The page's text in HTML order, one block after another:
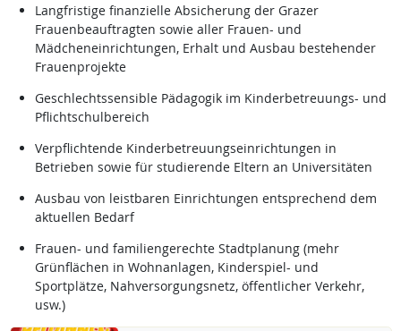
Langfristige finanzielle Absicherung der Grazer
Frauenbeauftragten sowie aller Frauen- und
Mädcheneinrichtungen, Erhalt und Ausbau bestehender
Frauenprojekte
Geschlechtssensible Pädagogik im Kinderbetreuungs- und
Pflichtschulbereich
Verpflichtende Kinderbetreuungseinrichtungen in
Betrieben sowie für studierende Eltern an Universitäten
Ausbau von leistbaren Einrichtungen entsprechend dem
aktuellen Bedarf
Frauen- und familiengerechte Stadtplanung (mehr
Grünflächen in Wohnanlagen, Kinderspiel- und
Sportplätze, Nahversorgungsnetz, öffentlicher Verkehr,
usw.)